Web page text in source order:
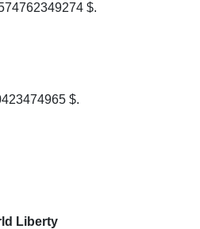
$.
$.
Liberty